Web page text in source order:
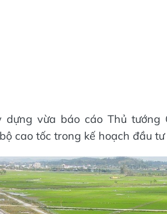
dựng vừa báo cáo Thủ
cao tốc trong kế hoạch đầu